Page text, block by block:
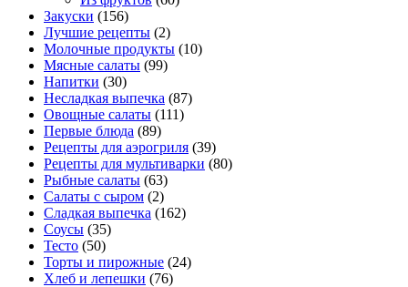
Закуски (156)
Лучшие рецепты (2)
Молочные продукты (10)
Мясные салаты (99)
Напитки (30)
Несладкая выпечка (87)
Овощные салаты (111)
Первые блюда (89)
Рецепты для аэрогриля (39)
Рецепты для мультиварки (80)
Рыбные салаты (63)
Салаты с сыром (2)
Сладкая выпечка (162)
Соусы (35)
Тесто (50)
Торты и пирожные (24)
Хлеб и лепешки (76)